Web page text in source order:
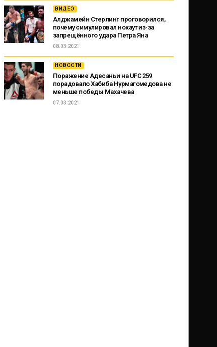
ВИДЕО
Алджамейн Стерлинг проговорился,
почему симулировал нокаут из-за
запрещённого удара Петра Яна
08.03.2021
НОВОСТИ
Поражение Адесаньи на UFC 259
порадовало Хабиба Нурмагомедова не
меньше победы Махачева
07.03.2021